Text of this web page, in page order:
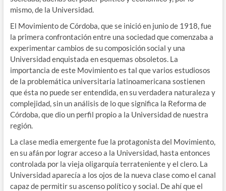
mismo, de la Universidad.
El Movimiento de Córdoba, que se inició en junio de 1918, fue
la primera confrontación entre una sociedad que comenzaba a
experimentar cambios de su composición social y una
Universidad enquistada en esquemas obsoletos. La
importancia de este Movimiento es tal que varios estudiosos
de la problemática universitaria latinoamericana sostienen
que ésta no puede ser entendida, en su verdadera naturaleza y
complejidad, sin un análisis de lo que significa la Reforma de
Córdoba, que dio un perfil propio a la Universidad de nuestra
región.
La clase media emergente fue la protagonista del Movimiento,
en su afán por lograr acceso a la Universidad, hasta entonces
controlada por la vieja oligarquía terrateniente y el clero. La
Universidad aparecía a los ojos de la nueva clase como el canal
capaz de permitir su ascenso político y social. De ahí que el